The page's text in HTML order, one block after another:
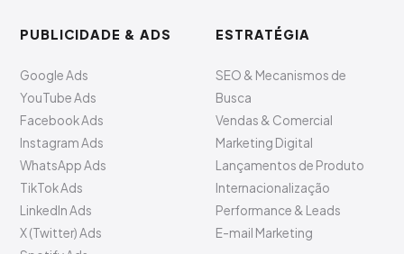
PUBLICIDADE & ADS
Google Ads
YouTube Ads
Facebook Ads
Instagram Ads
WhatsApp Ads
TikTok Ads
LinkedIn Ads
X (Twitter) Ads
ESTRATÉGIA
SEO & Mecanismos de
Busca
Vendas & Comercial
Marketing Digital
Lançamentos de Produto
Internacionalização
Performance & Leads
E-mail Marketing